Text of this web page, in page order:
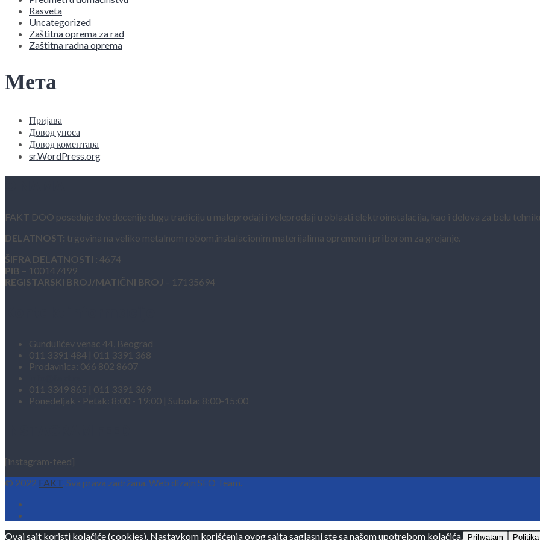
Rasveta
Uncategorized
Zaštitna oprema za rad
Zaštitna radna oprema
Мета
Пријава
Довод уноса
Довод коментара
sr.WordPress.org
FAKT DOO poseduje dve decenije dugu tradiciju u maloprodaji i veleprodaji u oblasti elektroinstalacija, kao i delova za belu
DELATNOST: trgovina na veliko metalnom robom,instalacionim materijalima opremom i priborom za grejanje.
ŠIFRA DELATNOSTI : 4674
PIB – 100147499
REGISTARSKI BROJ/MATIČNI BROJ – 17135694
Gundulićev venac 44, Beograd
011 3391 484 | 011 3391 368
Prodavnica: 066 802 8607
011 3349 865 | 011 3391 369
Ponedeljak - Petak: 8:00 - 19:00 | Subota: 8:00-15:00
[instagram-feed]
© 2022 FAKT. Sva prava zadržana. Web dizajn SEO Team.
Ovaj sajt koristi kolačiće (cookies). Nastavkom korišćenja ovog sajta saglasni ste sa našom upotrebom kolačića. Prihvatam